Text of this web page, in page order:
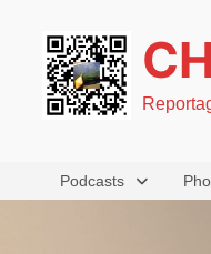
contenu
Podcasts